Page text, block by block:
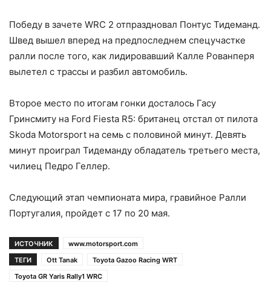
Победу в зачете WRC 2 отпраздновал Понтус Тидеманд.
Швед вышел вперед на предпоследнем спецучастке
ралли после того, как лидировавший Калле Рованперя
вылетел с трассы и разбил автомобиль.
Второе место по итогам гонки досталось Гасу
Гринсмиту на Ford Fiesta R5: британец отстал от пилота
Skoda Motorsport на семь с половиной минут. Девять
минут проиграл Тидеманду обладатель третьего места,
чилиец Педро Геллер.
Следующий этап чемпионата мира, гравийное Ралли
Португалия, пройдет с 17 по 20 мая.
ИСТОЧНИК
www.motorsport.com
ТЕГИ
Ott Tanak
Toyota Gazoo Racing WRT
Toyota GR Yaris Rally1 WRC